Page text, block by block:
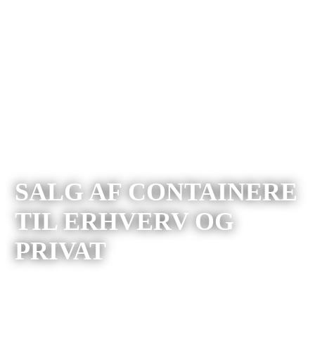
SALG AF CONTAINERE
TIL ERHVERV OG
PRIVAT